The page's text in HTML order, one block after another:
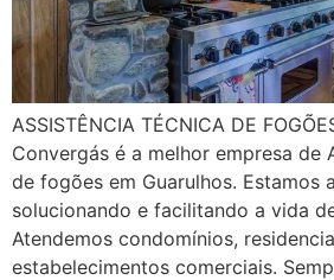
ASSISTÊNCIA TÉCNICA DE
Convergás é a melhor empresa de
de fogões em Guarulhos. Estamos
solucionando e facilitando a vida
Atendemos condomínios,
estabelecimentos comerciais.